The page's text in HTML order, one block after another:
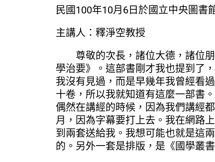
民國100年10月6日於國立中央圖書
主講人：釋淨空教授
尊敬的次長，諸位大德，諸位朋
學治要》。這部書剛才我也提到了
我沒有見過，而是早幾年我曾經看
十卷，所以我就知道有這麼一部書
偶然在講經的時候，因為我們講經
月，因為字幕要打上去。我在網路
到兩套送給我。我想可能也就是這
的。另外一套是排版，是《國學叢